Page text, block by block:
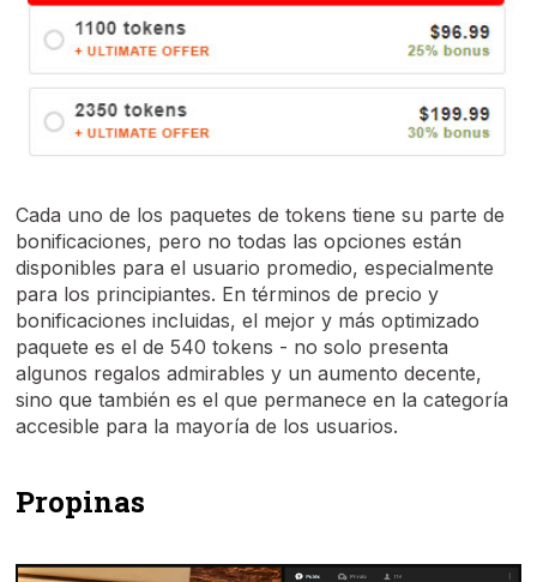
Cada uno de los paquetes de tokens tiene su parte de
bonificaciones, pero no todas las opciones están
disponibles para el usuario promedio, especialmente
para los principiantes. En términos de precio y
bonificaciones incluidas, el mejor y más optimizado
paquete es el de 540 tokens - no solo presenta
algunos regalos admirables y un aumento decente,
sino que también es el que permanece en la categoría
accesible para la mayoría de los usuarios.
Propinas